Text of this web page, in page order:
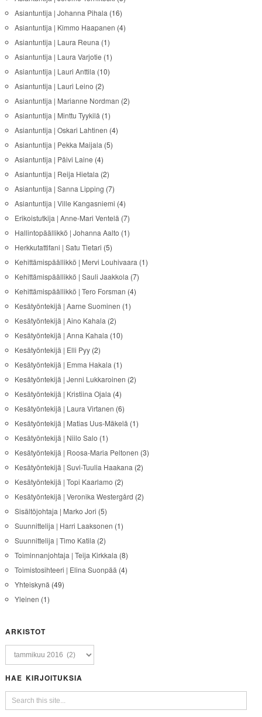
Asiantuntija | Johanna Pihala (16)
Asiantuntija | Kimmo Haapanen (4)
Asiantuntija | Laura Reuna (1)
Asiantuntija | Laura Varjotie (1)
Asiantuntija | Lauri Anttila (10)
Asiantuntija | Lauri Leino (2)
Asiantuntija | Marianne Nordman (2)
Asiantuntija | Minttu Tyykilä (1)
Asiantuntija | Oskari Lahtinen (4)
Asiantuntija | Pekka Maijala (5)
Asiantuntija | Päivi Laine (4)
Asiantuntija | Reija Hietala (2)
Asiantuntija | Sanna Lipping (7)
Asiantuntija | Ville Kangasniemi (4)
Erikoistutkija | Anne-Mari Ventelä (7)
Hallintopäällikkö | Johanna Aalto (1)
Herkkutattifani | Satu Tietari (5)
Kehittämispäällikkö | Mervi Louhivaara (1)
Kehittämispäällikkö | Sauli Jaakkola (7)
Kehittämispäällikkö | Tero Forsman (4)
Kesätyöntekijä | Aarne Suominen (1)
Kesätyöntekijä | Aino Kahala (2)
Kesätyöntekijä | Anna Kahala (10)
Kesätyöntekijä | Elli Pyy(2)
Kesätyöntekijä | Emma Hakala (1)
Kesätyöntekijä | Jenni Lukkaroinen (2)
Kesätyöntekijä | Kristiina Ojala (4)
Kesätyöntekijä | Laura Virtanen (6)
Kesätyöntekijä | Matias Uus-Mäkelä (1)
Kesätyöntekijä | Niilo Salo (1)
Kesätyöntekijä | Roosa-Maria Peltonen (3)
Kesätyöntekijä | Suvi-Tuulia Haakana (2)
Kesätyöntekijä | Topi Kaarlamo (2)
Kesätyöntekijä | Veronika Westergård (2)
Sisältöjohtaja | Marko Jori (5)
Suunnittelija | Harri Laaksonen (1)
Suunnittelija | Timo Katila (2)
Toiminnanjohtaja | Teija Kirkkala (8)
Toimistosihteeri | Elina Suonpää (4)
Yhteiskynä (49)
Yleinen (1)
ARKISTOT
HAE KIRJOITUKSIA